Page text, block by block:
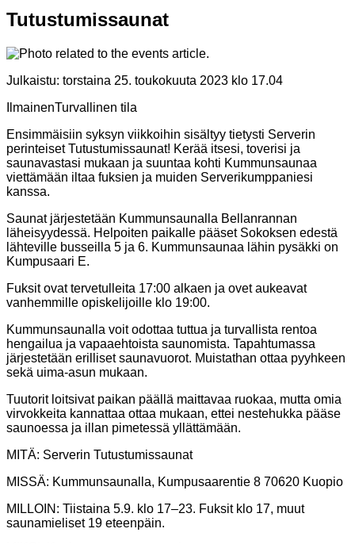
Tutustumissaunat
Julkaistu: torstaina 25. toukokuuta 2023 klo 17.04
IlmainenTurvallinen tila
Ensimmäisiin syksyn viikkoihin sisältyy tietysti Serverin
perinteiset Tutustumissaunat! Kerää itsesi, toverisi ja
saunavastasi mukaan ja suuntaa kohti Kummunsaunaa
viettämään iltaa fuksien ja muiden Serverikumppaniesi
kanssa.
Saunat järjestetään Kummunsaunalla Bellanrannan
läheisyydessä. Helpoiten paikalle pääset Sokoksen edestä
lähteville busseilla 5 ja 6. Kummunsaunaa lähin pysäkki on
Kumpusaari E.
Fuksit ovat tervetulleita 17:00 alkaen ja ovet aukeavat
vanhemmille opiskelijoille klo 19:00.
Kummunsaunalla voit odottaa tuttua ja turvallista rentoa
hengailua ja vapaaehtoista saunomista. Tapahtumassa
järjestetään erilliset saunavuorot. Muistathan ottaa pyyhkeen
sekä uima-asun mukaan.
Tuutorit loitsivat paikan päällä maittavaa ruokaa, mutta omia
virvokkeita kannattaa ottaa mukaan, ettei nestehukka pääse
saunoessa ja illan pimetessä yllättämään.
MITÄ: Serverin Tutustumissaunat
MISSÄ: Kummunsaunalla, Kumpusaarentie 8 70620 Kuopio
MILLOIN: Tiistaina 5.9. klo 17–23. Fuksit klo 17, muut
saunamieliset 19 eteenpäin.